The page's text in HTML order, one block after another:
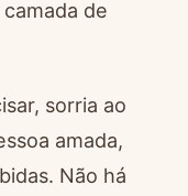
de
sorria ao
amada,
Não há